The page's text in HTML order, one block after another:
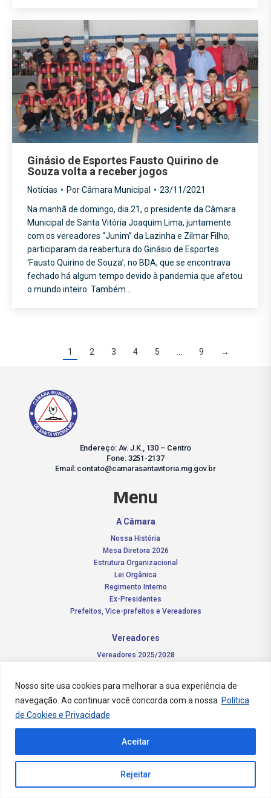
Nosso site usa cookies para melhorar a sua experiência de
navegação. Ao continuar você concorda com a nossa Política
de Cookies e Privacidade
Rejeitar
Aceitar
Ginásio de Esportes Fausto Quirino de
Souza volta a receber jogos
Notícias PorCâmara Municipal
23/11/2021
Na manhã de domingo, dia 21, o presidente da Câmara
Municipal de Santa Vitória Joaquim Lima, juntamente
com os vereadores “Junim” da Lazinha e Zilmar Filho,
participaram da reabertura do Ginásio de Esportes
‘Fausto Quirino de Souza’, no BDA, que se encontrava
fechado há algum tempo devido à pandemia que afetou
o mundo inteiro. Também…
1 2 3 4 5 9 →
Endereço: Av. J.K., 130 – Centro
Fone: 3251-2137
Email: contato@camarasantavitoria.mg.gov.br
Menu
A Câmara
Nossa História
Mesa Diretora 2026
Estrutura Organizacional
Lei Orgânica
Regimento Interno
Ex-Presidentes
Prefeitos, Vice-prefeitos e Vereadores
Vereadores
Vereadores 2025/2028
Notícias
Concursos
Contato